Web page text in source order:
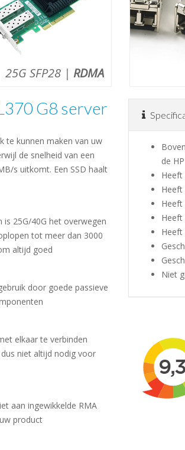
25G SFP28 | RDMA
G8 server
te kunnen maken van uw
de snelheid van een
s uitkomt. Een SSD haalt
is 25G/40G het overwegen
tot meer dan 3000
altijd goed
door goede passieve
elkaar te verbinden
niet altijd nodig voor
aan ingewikkelde RMA
product
de
Heeft
Heeft
Heeft
Heeft
Heeft
Niet